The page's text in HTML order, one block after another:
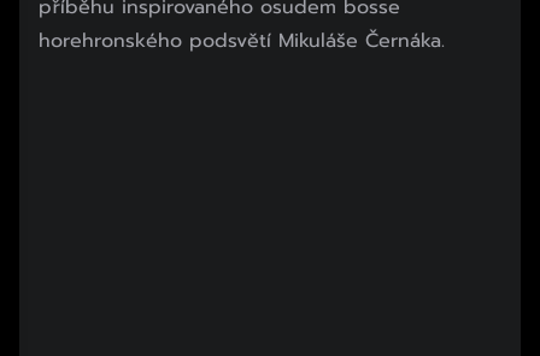
příběhu inspirovaného osudem bosse
horehronského podsvětí Mikuláše Černáka.